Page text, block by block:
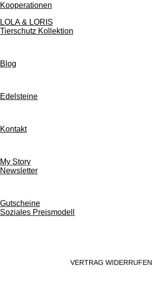
Kooperationen
LOLA & LORIS
Tierschutz Kollektion
Blog
Edelsteine
Kontakt
My Story
Newsletter
Gutscheine
Soziales Preismodell
VERTRAG WIDERRUFEN